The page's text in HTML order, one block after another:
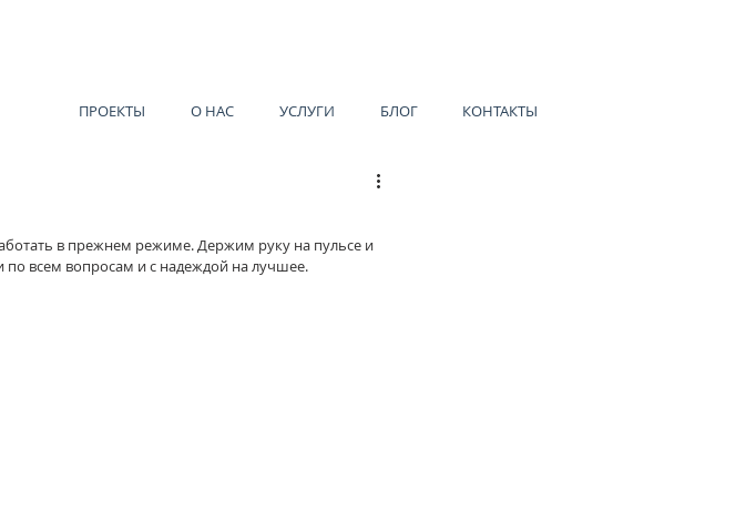
ПРОЕКТЫ О НАС УСЛУГИ БЛОГ КОНТАКТЫ
в прежнем режиме. Держим руку на пульсе и
по всем вопросам и с надеждой на лучшее.